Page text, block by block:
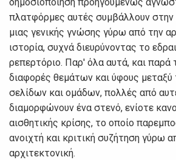
πλατφόρμες αυτές συμβάλλουν στην
μιας γενικής γνώσης γύρω από την
ιστορία, συχνά διευρύνοντας το
ρεπερτόριο. Παρ' όλα αυτά, και παρά
διαφορές θεμάτων και ύφους
σελίδων και ομάδων, πολλές από
διαμορφώνουν ένα στενό, ενίοτε
αισθητικής κρίσης, το οποίο
ανοιχτή και κριτική συζήτηση γύρω
αρχιτεκτονική.